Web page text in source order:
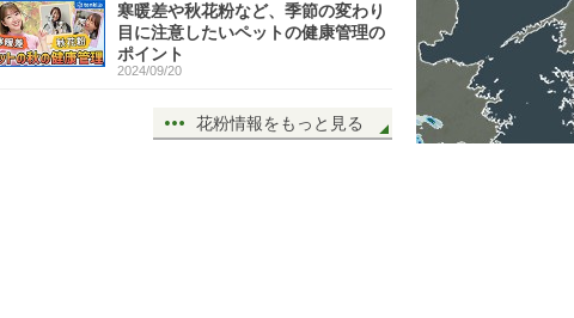
寒暖差や秋花粉など、季節の変わり
目に注意したいペットの健康管理の
ポイント
2024/09/20
花粉情報をもっと見る